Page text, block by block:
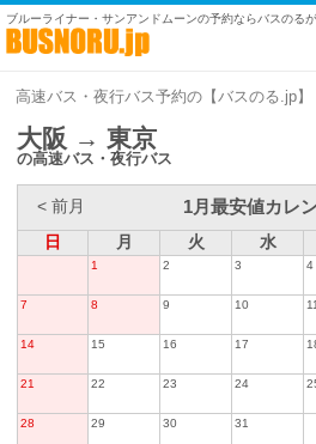
ブルーライナー・サンアンドムーンの予約ならバスのる
高速バス・夜行バス予約の【バスのる.jp】
大阪 → 東京
の高速バス・夜行バス
< 前月 1月最安値カレ
日
月 火 水
1 2 3 4
7 8 9 10 11
14 15 16 17
21 22 23 24
28 29 30 31